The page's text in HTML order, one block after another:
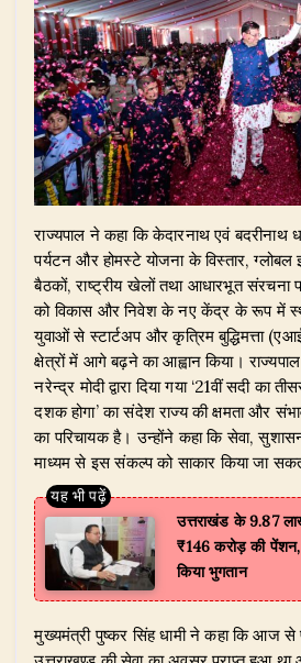
​राज्यपाल ने कहा कि केदारनाथ एवं बदरीनाथ
पर्यटन और होमस्टे योजना के विस्तार,
बैठकों, राष्ट्रीय खेलों तथा आधारभूत संरचना
को विकास और निवेश के नए केंद्र के रूप में
युवाओं से स्टार्टअप और कृत्रिम बुद्धिमत्ता
क्षेत्रों में आगे बढ़ने का आह्वान किया।
नरेन्द्र मोदी द्वारा दिया गया ‘21वीं सदी का
दशक होगा’ का संदेश राज्य की क्षमता और
का परिचायक है। उन्होंने कहा कि सेवा,
माध्यम से इस संकल्प को साकार किया जा
उत्तराखंड के 9.87
₹146 करोड़ की
किया भुगतान
​मुख्यमंत्री पुष्कर सिंह धामी ने कहा कि आज से